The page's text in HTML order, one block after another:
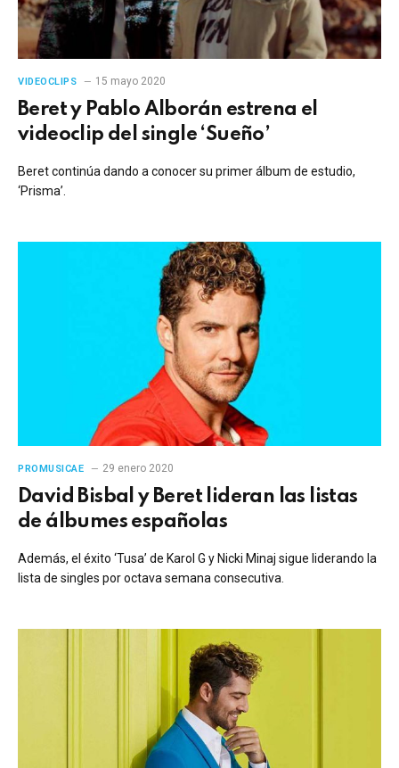
VIDEOCLIPS 15 mayo 2020
Beret y Pablo Alborán estrena el
videoclip del single ‘Sueño’
Beret continúa dando a conocer su primer álbum de estudio,
‘Prisma’.
PROMUSICAE 29 enero 2020
David Bisbal y Beret lideran las listas
de álbumes españolas
Además, el éxito ‘Tusa’ de Karol G y Nicki Minaj sigue liderando la
lista de singles por octava semana consecutiva.